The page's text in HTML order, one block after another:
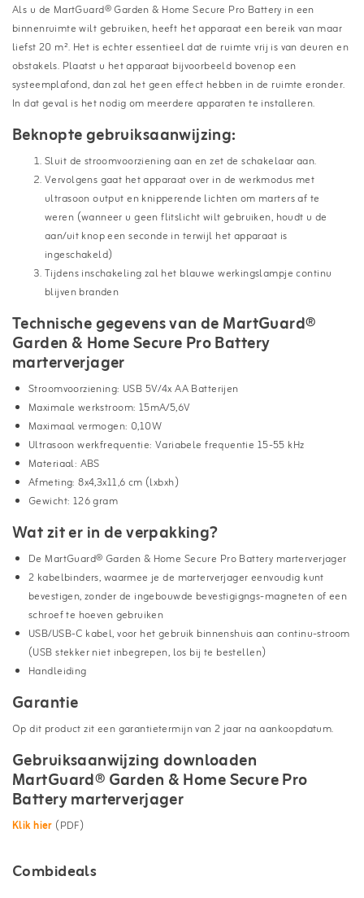
Als u de MartGuard® Garden & Home Secure Pro Battery in een
binnenruimte wilt gebruiken, heeft het apparaat een bereik van maar
liefst 20 m². Het is echter essentieel dat de ruimte vrij is van deuren en
obstakels. Plaatst u het apparaat bijvoorbeeld bovenop een
systeemplafond, dan zal het geen effect hebben in de ruimte eronder.
In dat geval is het nodig om meerdere apparaten te installeren.
Beknopte gebruiksaanwijzing:
Sluit de stroomvoorziening aan en zet de schakelaar aan.
Vervolgens gaat het apparaat over in de werkmodus met
ultrasoon output en knipperende lichten om marters af te
weren (wanneer u geen flitslicht wilt gebruiken, houdt u de
aan/uit knop een seconde in terwijl het apparaat is
ingeschakeld)
Tijdens inschakeling zal het blauwe werkingslampje continu
blijven branden
Technische gegevens van de MartGuard®
Garden & Home Secure Pro Battery
marterverjager
Stroomvoorziening: USB 5V/4x AA Batterijen
Maximale werkstroom: 15mA/5,6V
Maximaal vermogen: 0,10W
Ultrasoon werkfrequentie: Variabele frequentie 15-55 kHz
Materiaal: ABS
Afmeting: 8x4,3x11,6 cm (lxbxh)
Gewicht: 126 gram
Wat zit er in de verpakking?
De MartGuard® Garden & Home Secure Pro Battery marterverjager
2 kabelbinders, waarmee je de marterverjager eenvoudig kunt
bevestigen, zonder de ingebouwde bevestigigngs-magneten of een
schroef te hoeven gebruiken
USB/USB-C kabel, voor het gebruik binnenshuis aan continu-stroom
(USB stekker niet inbegrepen, los bij te bestellen)
Handleiding
Garantie
Op dit product zit een garantietermijn van 2 jaar na aankoopdatum.
Gebruiksaanwijzing downloaden
MartGuard® Garden & Home Secure Pro
Battery marterverjager
Klik hier (PDF)
Combideals